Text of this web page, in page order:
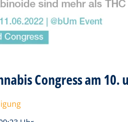
Congress am 10.